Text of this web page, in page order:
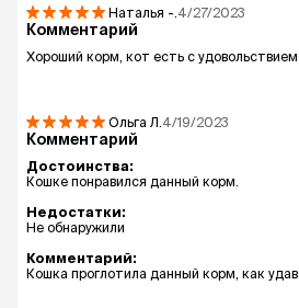
Наталья -. 4/27/2023
Комментарий
Хороший корм, кот есть с удовольствием
Ольга Л. 4/19/2023
Комментарий
Достоинства:
Кошке понравился данный корм.
Недостатки:
Не обнаружили
Комментарий:
Кошка проглотила данный корм, как удав